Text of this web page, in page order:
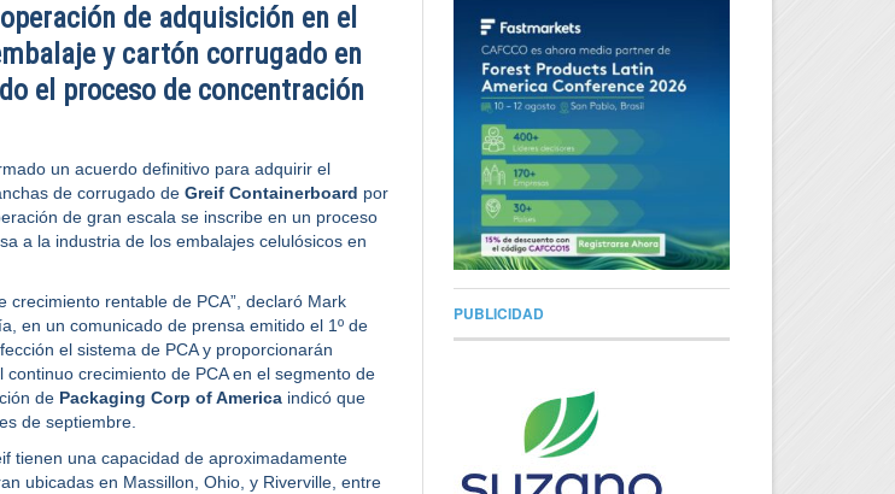
de adquisición en el
y cartón corrugado en
el proceso de concentración
un acuerdo definitivo para adquirir el
de corrugado de Greif Containerboard por
de gran escala se inscribe en un proceso
a la industria de los embalajes celulósicos en
crecimiento rentable de PCA”, declaró Mark
en un comunicado de prensa emitido el 1º de
el sistema de PCA y proporcionarán
crecimiento de PCA en el segmento de
de Packaging Corp of Americaindicó que
de septiembre.
tienen una capacidad de aproximadamente
ubicadas en Massillon, Ohio, y Riverville, entre
PUBLICIDAD